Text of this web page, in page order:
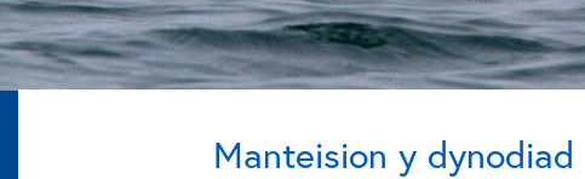
Manteision y dynodiad